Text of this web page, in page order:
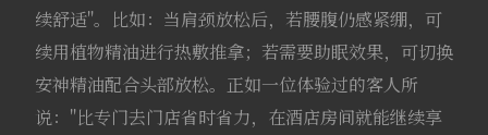
续舒适"。比如：当肩颈放松后，若腰腹仍感紧绷，可
续用植物精油进行热敷推拿；若需要助眠效果，可切换
安神精油配合头部放松。正如一位体验过的客人所
说："比专门去门店省时省力，在酒店房间就能继续享